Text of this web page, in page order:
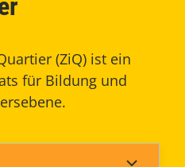
(ZiQ) ist ein
für Bildung und